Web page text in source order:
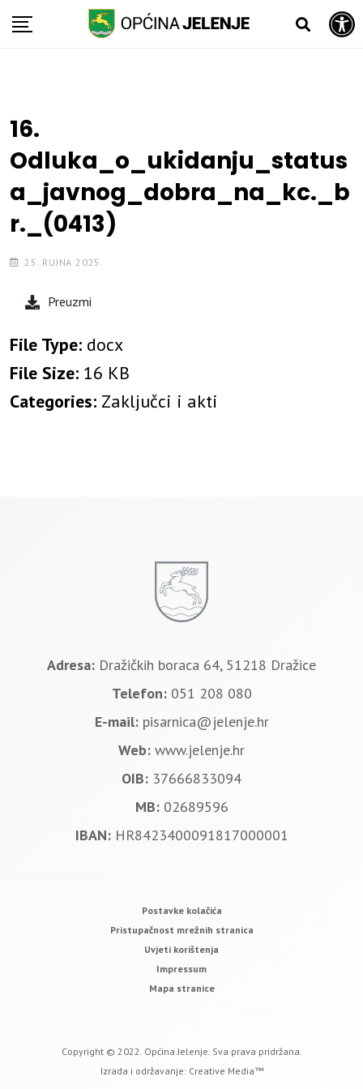
Open toolbar
Skip
16.
Odluka_o_ukidanju_status
a_javnog_dobra_na_kc._b
r._(0413)
25. RUJNA 2025.
Preuzmi
File Type: docx
File Size: 16 KB
Categories: Zaključci i akti
Adresa: Dražičkih boraca 64, 51218 Dražice
Telefon: 051 208 080
E-mail: pisarnica@jelenje.hr
Web: www.jelenje.hr
OIB: 37666833094
MB: 02689596
IBAN: HR8423400091817000001
Postavke kolačića
Pristupačnost mrežnih stranica
Uvjeti korištenja
Impressum
Mapa stranice
Copyright © 2022. Općina Jelenje. Sva prava pridržana.
Izrada i održavanje: Creative Media™